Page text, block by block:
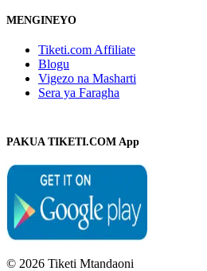
MENGINEYO
Tiketi.com Affiliate
Blogu
Vigezo na Masharti
Sera ya Faragha
PAKUA TIKETI.COM App
© 2026 Tiketi Mtandaoni